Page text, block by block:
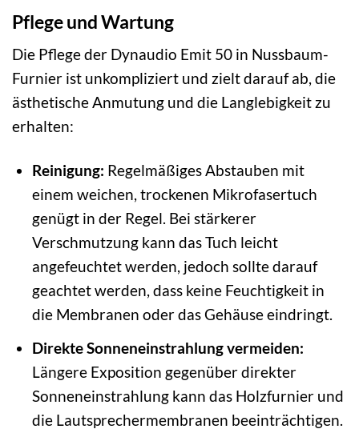
Pflege und Wartung
Die Pflege der Dynaudio Emit 50 in Nussbaum-
Furnier ist unkompliziert und zielt darauf ab, die
ästhetische Anmutung und die Langlebigkeit zu
erhalten:
Reinigung: Regelmäßiges Abstauben mit
einem weichen, trockenen Mikrofasertuch
genügt in der Regel. Bei stärkerer
Verschmutzung kann das Tuch leicht
angefeuchtet werden, jedoch sollte darauf
geachtet werden, dass keine Feuchtigkeit in
die Membranen oder das Gehäuse eindringt.
Direkte Sonneneinstrahlung vermeiden:
Längere Exposition gegenüber direkter
Sonneneinstrahlung kann das Holzfurnier und
die Lautsprechermembranen beeinträchtigen.